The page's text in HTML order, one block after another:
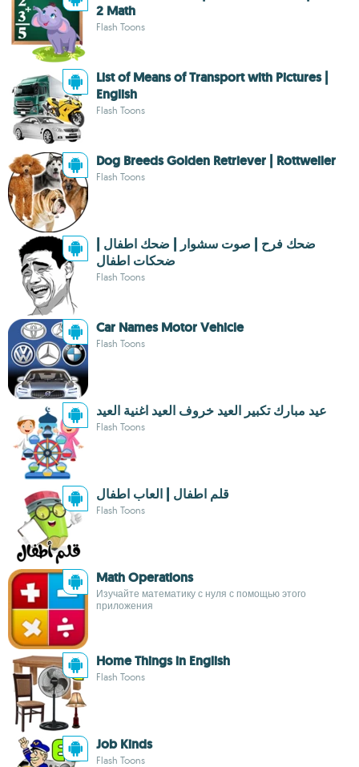
2 Math
Flash Toons
List of Means of Transport with Pictures |
English
Flash Toons
Dog Breeds Golden Retriever | Rottweiler
Flash Toons
ضحك فرح | صوت سشوار | ضحك اطفال |
ضحكات اطفال
Flash Toons
Car Names Motor Vehicle
Flash Toons
عيد مبارك تكبير العيد خروف العيد اغنية العيد
Flash Toons
قلم اطفال | العاب اطفال
Flash Toons
Math Operations
Изучайте математику с нуля с помощью этого
приложения
Home Things in English
Flash Toons
Job Kinds
Flash Toons